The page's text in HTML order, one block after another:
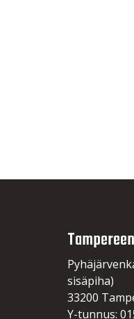
sisäpiha)
33200
Y-tunnus: